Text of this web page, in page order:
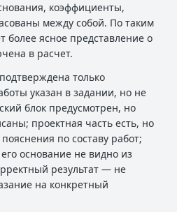
коэффициенты,
между собой. По таким
более ясное представление о
в расчет.
только
указан в задании, но не
блок предусмотрен, но
проектная часть есть, но
по составу работ;
основание не видно из
результат — не
на конкретный